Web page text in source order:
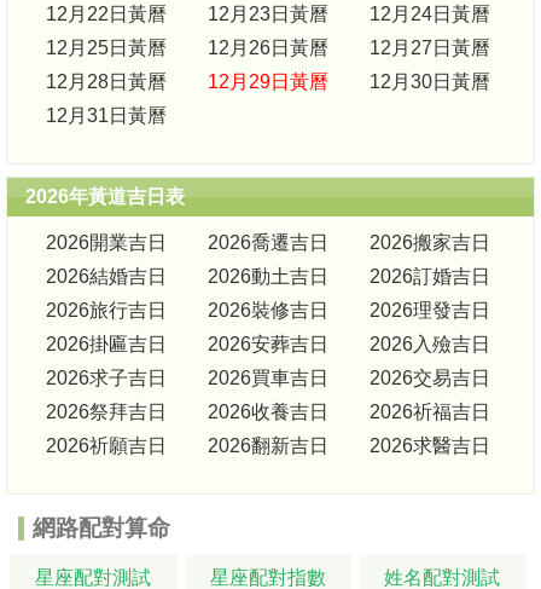
12月22日黃曆
12月23日黃曆
12月24日黃曆
12月25日黃曆
12月26日黃曆
12月27日黃曆
12月28日黃曆
12月29日黃曆
12月30日黃曆
12月31日黃曆
2026年黃道吉日表
2026開業吉日 2026喬遷吉日
2026搬家吉日
2026結婚吉日
2026動土吉日
2026訂婚吉日
2026旅行吉日
2026裝修吉日
2026理發吉日
2026掛匾吉日
2026安葬吉日
2026入殮吉日
2026求子吉日
2026買車吉日
2026交易吉日
2026祭拜吉日
2026收養吉日
2026祈福吉日
2026祈願吉日
2026翻新吉日 2026求醫吉日
網路配對算命
星座配對測試 星座配對指數 姓名配對測試